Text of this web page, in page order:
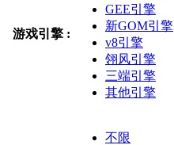
游戏引擎 :
GEE引擎
新GOM引擎
v8引擎
翎风引擎
三端引擎
其他引擎
不限